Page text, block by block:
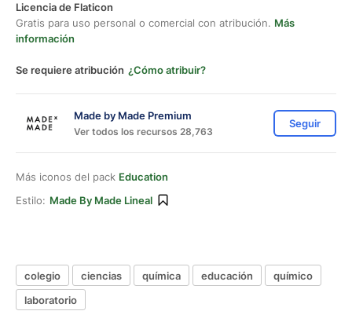
Licencia de Flaticon
Gratis para uso personal o comercial con atribución. Más
información
Se requiere atribución ¿Cómo atribuir?
Made by Made Premium
Ver todos los recursos 28,763
Seguir
Más iconos del pack Education
Estilo: Made By Made Lineal
colegio ciencias química educación
químico
laboratorio